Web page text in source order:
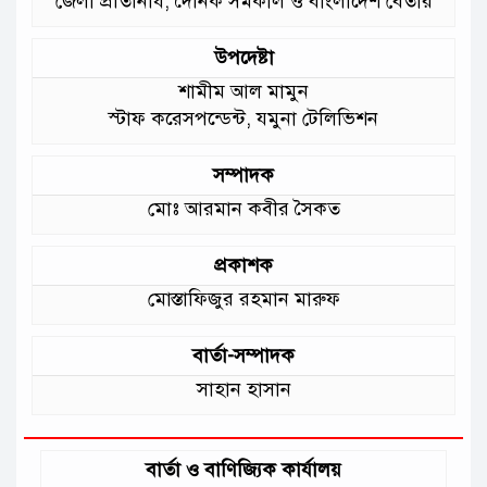
:মুক্তিযুদ্ধ বিষয়কমন্ত্রী
উপদেষ্টা
শামীম আল মামুন
স্টাফ করেসপন্ডেন্ট, যমুনা টেলিভিশন
সম্পাদক
মোঃ আরমান কবীর সৈকত
প্রকাশক
মোস্তাফিজুর রহমান মারুফ
বার্তা-সম্পাদক
সাহান হাসান
বার্তা ও বাণিজ্যিক কার্যালয়